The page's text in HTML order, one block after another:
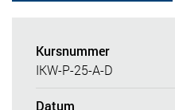
Kursnummer
IKW-P-25-A-D
Datum